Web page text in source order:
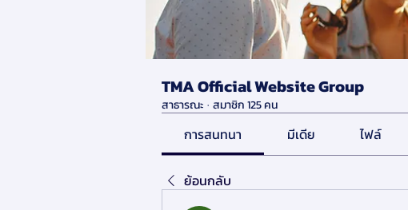
TMA Official Website Group
สาธารณะ · สมาชิก 125 คน
การสนทนา มีเดีย ไฟล์
ย้อนกลับ